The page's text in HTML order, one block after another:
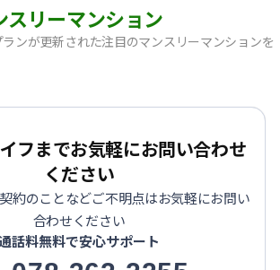
スリーマンション
ンが更新された注目のマンスリーマンションを
】Sステイ六甲道SOUTH・OL｜禁煙ル
山】Sステイ本山サンハイツOL｜禁煙
】Sステイ神戸住吉本町OL｜禁煙ルーム
影】Sステイ御影本町OL｜禁煙ルーム・
】Sステイ三宮東アスヴェル｜禁煙ルー
】Sステイ逆瀬川｜禁煙ルーム・Wi-Fi無料
テイ西宮北口第２｜禁煙ルーム・Wi-Fi
フまでお気軽にお問い合わせ
ください
約のことなどご不明点はお気軽にお問い
合わせください
話料無料で安心サポート